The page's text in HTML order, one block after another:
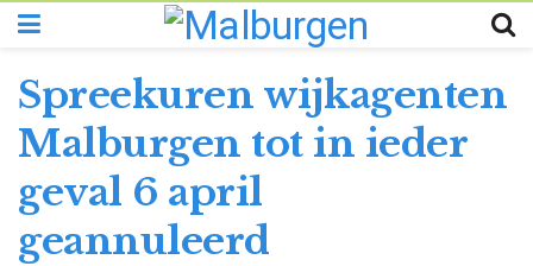
Spreekuren wijkagenten
Malburgen tot in ieder
geval 6 april
geannuleerd